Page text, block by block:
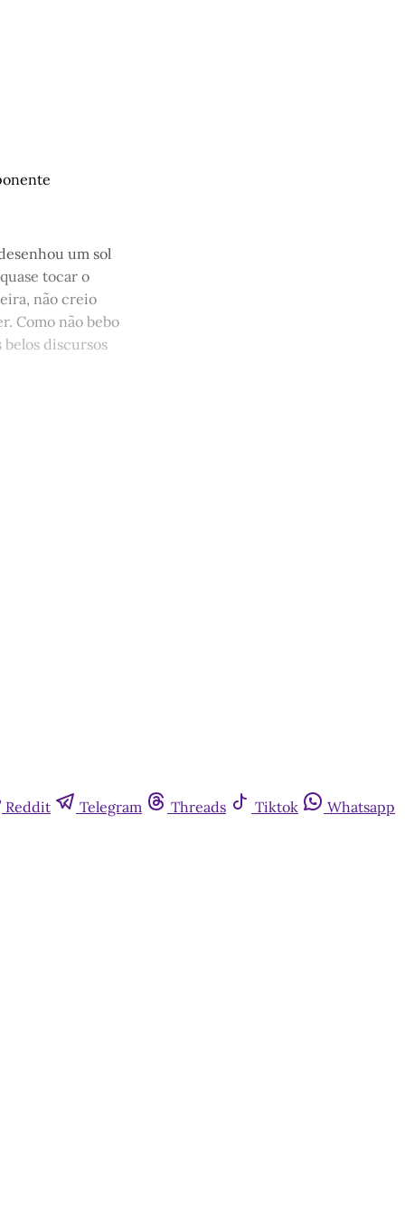
um sol
tocar o
não creio
Como não bebo
belos discursos
Reddit Telegram Threads Tiktok
Whatsapp